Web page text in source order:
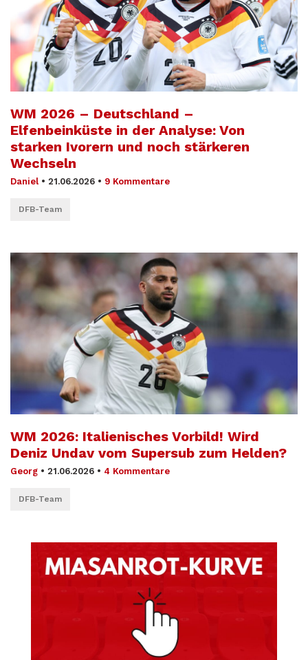
WM 2026 – Deutschland –
Elfenbeinküste in der Analyse: Von
starken Ivorern und noch stärkeren
Wechseln
Daniel • 21.06.2026 • 9 Kommentare
DFB-Team
WM 2026: Italienisches Vorbild! Wird
Deniz Undav vom Supersub zum Helden?
Georg • 21.06.2026 • 4 Kommentare
DFB-Team